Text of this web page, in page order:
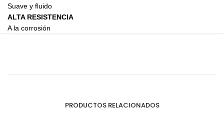
Suave y fluido
ALTA RESISTENCIA
A la corrosión
PRODUCTOS RELACIONADOS